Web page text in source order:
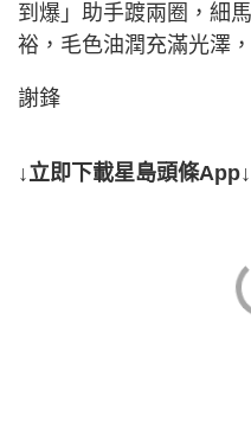
到爆」助手踱兩圈，細
裕，毛色油潤充滿光澤
謝鋒
↓立即下載星島頭條App↓